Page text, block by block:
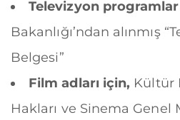
Televizyon
Bakanlığı’ndan alınmış
Belgesi”
Film adları için, Kültür
Hakları ve Sinema Genel